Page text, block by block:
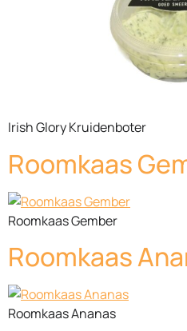
Irish Glory Kruidenboter
Roomkaas
Roomkaas Gember
Roomkaas
Roomkaas Ananas